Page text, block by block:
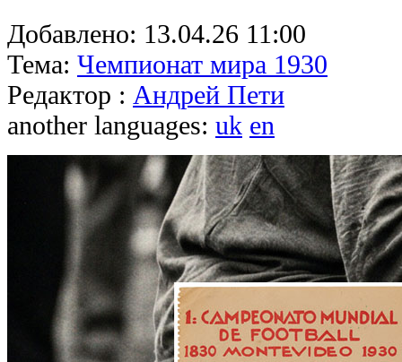
Добавлено: 13.04.26 11:00
Тема: Чемпионат мира 1930
Редактор : Андрей Пети
another languages: uk en